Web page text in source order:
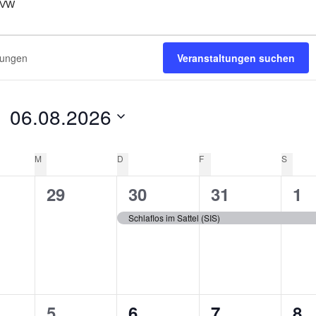
Veranstaltungen suchen
06.08.2026
wählen.
M D F S
0
Veranstaltungen,
29
1
Veranstaltung,
30
Schlaflos im Sattel (SIS)
1
31
1
1